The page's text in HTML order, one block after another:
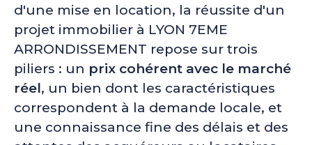
d'une mise en location, la réussite d'un
projet immobilier à LYON 7EME
ARRONDISSEMENT repose sur trois
piliers : un prix cohérent avec le marché
réel, un bien dont les caractéristiques
correspondent à la demande locale, et
une connaissance fine des délais et des